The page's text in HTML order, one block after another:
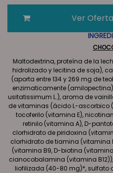
Ver
Maltodextrina, proteína de la
hidrolizado y lecitina de soja),
(aporta entre 134 y 269 mg de
enzimaticamente
usitatissimum L.), aroma de
de vitaminas (ácido L-ascorbico
tocoferilo (vitamina E),
retinilo (vitamina A), D-
clorhidrato de piridoxina
clorhidrato de tiamina (vitamina
(vitamina B9, D-biotina
cianocobalamina (vitamina
liofilizada (40-80 mg)*, sulfato